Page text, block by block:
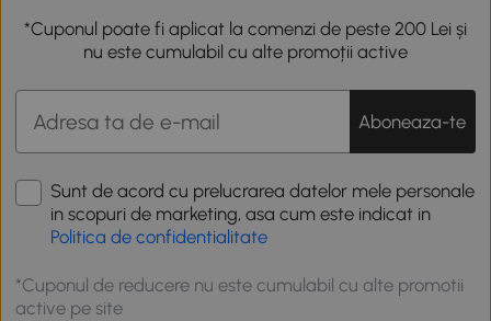
*Cuponul poate fi aplicat la comenzi de peste 200 Lei și
nu este cumulabil cu alte promoții active
Aboneaza-te
Sunt de acord cu prelucrarea datelor mele personale
in scopuri de marketing, asa cum este indicat in
Politica de confidentialitate
*Cuponul de reducere nu este cumulabil cu alte promotii
active pe site